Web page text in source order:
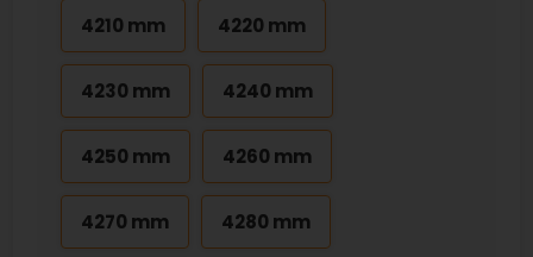
4210 mm 4220 mm
4230 mm 4240 mm
4250 mm 4260 mm
4270 mm 4280 mm